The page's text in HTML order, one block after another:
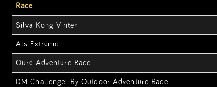
Race
Silva Kong Vinter
Als Extreme
Oure Adventure Race
DM Challenge: Ry Outdoor Adventure Race